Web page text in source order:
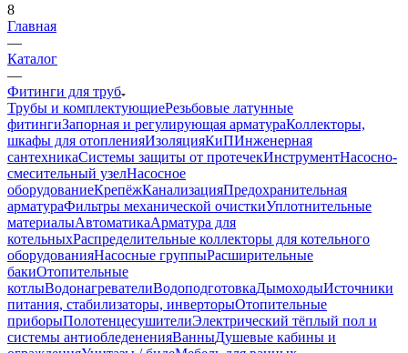
8
Главная
—
Каталог
—
Фитинги для труб
Трубы и комплектующиеРезьбовые латунные
фитингиЗапорная и регулирующая арматураКоллекторы,
шкафы для отопленияИзоляцияКиПИнженерная
сантехникаСистемы защиты от протечекИнструментНасосно-
смесительный узелНасосное
оборудованиеКрепёжКанализацияПредохранительная
арматураФильтры механической очисткиУплотнительные
материалыАвтоматикаАрматура для
котельныхРаспределительные коллекторы для котельного
оборудованияНасосные группыРасширительные
бакиОтопительные
котлыВодонагревателиВодоподготовкаДымоходыИсточники
питания, стабилизаторы, инверторыОтопительные
приборыПолотенцесушителиЭлектрический тёплый пол и
системы антиобледененияВанныДушевые кабины и